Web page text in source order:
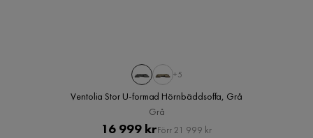
+5
Ventolia Stor U-formad Hörnbäddsoffa, Grå
Grå
Pris
16 999 krOriginal
Förr 21 999 kr